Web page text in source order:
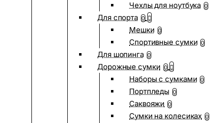
Чехлы для ноутбука 0
Для спорта 0
Мешки 0
Спортивные сумки 0
Для шопинга 0
Дорожные сумки 0
Наборы с сумками 0
Портпледы 0
Саквояжи 0
Сумки на колесиках 0